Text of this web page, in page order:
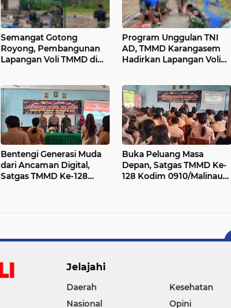
Semangat Gotong
Royong, Pembangunan
Lapangan Voli TMMD di
Program Unggulan TNI
AD, TMMD Karangasem
Hadirkan Lapangan Voli
Bentengi Generasi Muda
dari Ancaman Digital,
Satgas TMMD Ke-128
Buka Peluang Masa
Depan, Satgas TMMD Ke-
128 Kodim 0910/Malinau
Jelajahi
Daerah Kesehatan
Nasional
Opini